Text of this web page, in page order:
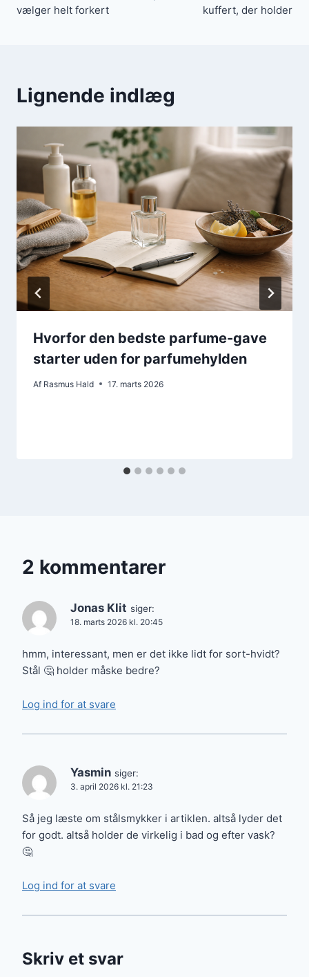
vælger helt forkert
kuffert, der holder
Lignende indlæg
Hvorfor den bedste parfume-gave
starter uden for parfumehylden
Af Rasmus Hald 17. marts 2026
2 kommentarer
Jonas Klit siger:
18. marts 2026 kl. 20:45
hmm, interessant, men er det ikke lidt for sort-hvidt?
Stål 🤔 holder måske bedre?
Log ind for at svare
Yasmin siger:
3. april 2026 kl. 21:23
Så jeg læste om stålsmykker i artiklen. altså lyder det
for godt. altså holder de virkelig i bad og efter vask?
🤔
Log ind for at svare
Skriv et svar